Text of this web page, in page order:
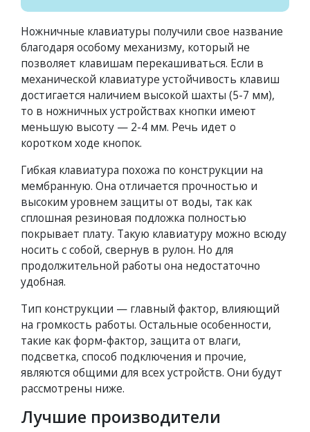
Ножничные клавиатуры получили свое название
благодаря особому механизму, который не
позволяет клавишам перекашиваться. Если в
механической клавиатуре устойчивость клавиш
достигается наличием высокой шахты (5-7 мм),
то в ножничных устройствах кнопки имеют
меньшую высоту — 2-4 мм. Речь идет о
коротком ходе кнопок.
Гибкая клавиатура похожа по конструкции на
мембранную. Она отличается прочностью и
высоким уровнем защиты от воды, так как
сплошная резиновая подложка полностью
покрывает плату. Такую клавиатуру можно всюду
носить с собой, свернув в рулон. Но для
продолжительной работы она недостаточно
удобная.
Тип конструкции — главный фактор, влияющий
на громкость работы. Остальные особенности,
такие как форм-фактор, защита от влаги,
подсветка, способ подключения и прочие,
являются общими для всех устройств. Они будут
рассмотрены ниже.
Лучшие производители